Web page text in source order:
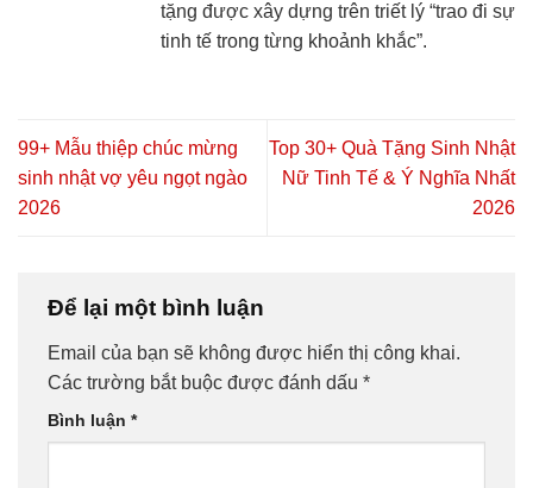
tặng được xây dựng trên triết lý “trao đi sự
tinh tế trong từng khoảnh khắc”.
99+ Mẫu thiệp chúc mừng
sinh nhật vợ yêu ngọt ngào
2026
Top 30+ Quà Tặng Sinh Nhật
Nữ Tinh Tế & Ý Nghĩa Nhất
2026
Để lại một bình luận
Email của bạn sẽ không được hiển thị công khai.
Các trường bắt buộc được đánh dấu *
Bình luận *